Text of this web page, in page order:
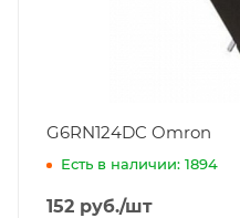
G6RN124DC Omron
Есть в наличии: 1894
152 руб./шт